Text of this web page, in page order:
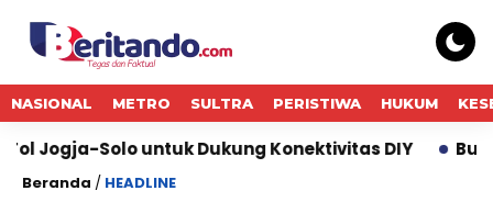
NASIONAL METRO SULTRA PERISTIWA HUKUM
untuk Dukung Konektivitas DIY Bukti
Beranda / HEADLINE